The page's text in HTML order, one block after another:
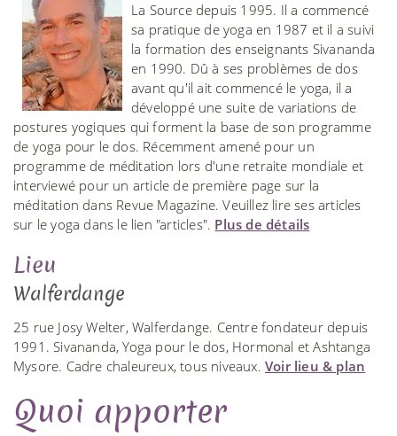
La Source depuis 1995. Il a commencé
sa pratique de yoga en 1987 et il a suivi
la formation des enseignants Sivananda
en 1990. Dû à ses problèmes de dos
avant qu'il ait commencé le yoga, il a
développé une suite de variations de
postures yogiques qui forment la base de son programme
de yoga pour le dos. Récemment amené pour un
programme de méditation lors d'une retraite mondiale et
interviewé pour un article de première page sur la
méditation dans Revue Magazine. Veuillez lire ses articles
sur le yoga dans le lien "articles". Plus de détails
Lieu
Walferdange
25 rue Josy Welter, Walferdange. Centre fondateur depuis
1991. Sivananda, Yoga pour le dos, Hormonal et Ashtanga
Mysore. Cadre chaleureux, tous niveaux. Voir lieu & plan
Quoi apporter